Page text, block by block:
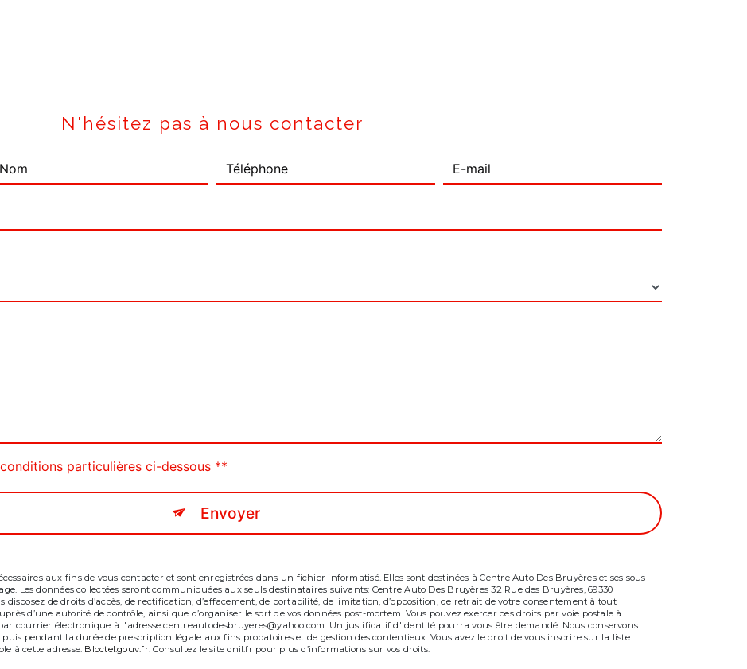
N'hésitez pas à nous contacter
particulières ci-dessous **
Envoyer
aux fins de vous contacter et sont enregistrées dans un fichier informatisé. Elles sont destinées à Centre Auto Des Bruyères et ses sous-
Les données collectées seront communiquées aux seuls destinataires suivants: Centre Auto Des Bruyères 32 Rue des Bruyères, 69330
de droits d’accès, de rectification, d’effacement, de portabilité, de limitation, d’opposition, de retrait de votre consentement à tout
d’une autorité de contrôle, ainsi que d’organiser le sort de vos données post-mortem. Vous pouvez exercer ces droits par voie postale à
courrier électronique à l'adresse centreautodesbruyeres@yahoo.com. Un justificatif d'identité pourra vous être demandé. Nous conservons
pendant la durée de prescription légale aux fins probatoires et de gestion des contentieux. Vous avez le droit de vous inscrire sur la liste
à cette adresse: Bloctel.gouv.fr. Consultez le site cnil.fr pour plus d’informations sur vos droits.